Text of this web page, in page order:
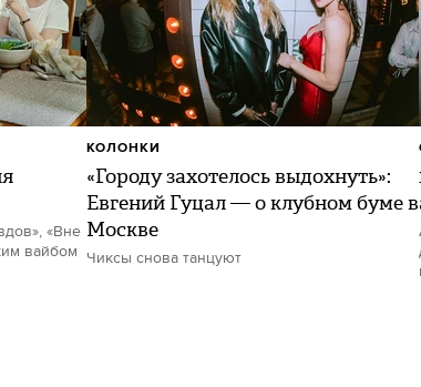
«Вне
вайбом
«Городу захотелось выдохнуть»:
Евгений Гуцал — о клубном буме в
Москве
Чиксы снова танцуют
КОЛОНКИ